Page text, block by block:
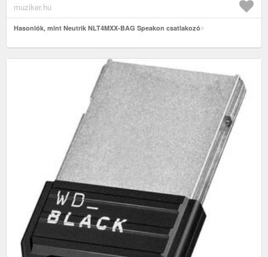
muziker.hu
Hasonlók, mint Neutrik NLT4MXX-BAG Speakon csatlakozó